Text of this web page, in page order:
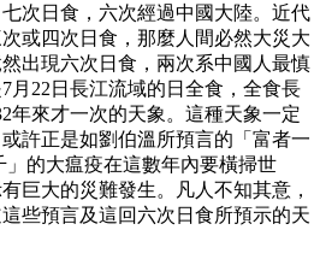
次日食，六次經過中國大陸。近代
或四次日食，那麼人間必然大災大
出現六次日食，兩次系中國人最慎
月22日長江流域的日全食，全食長
年來才一次的天象。這種天象一定
許正是如劉伯溫所預言的「富者一
的大瘟疫在這數年內要橫掃世
巨大的災難發生。凡人不知其意，
些預言及這回六次日食所預示的天